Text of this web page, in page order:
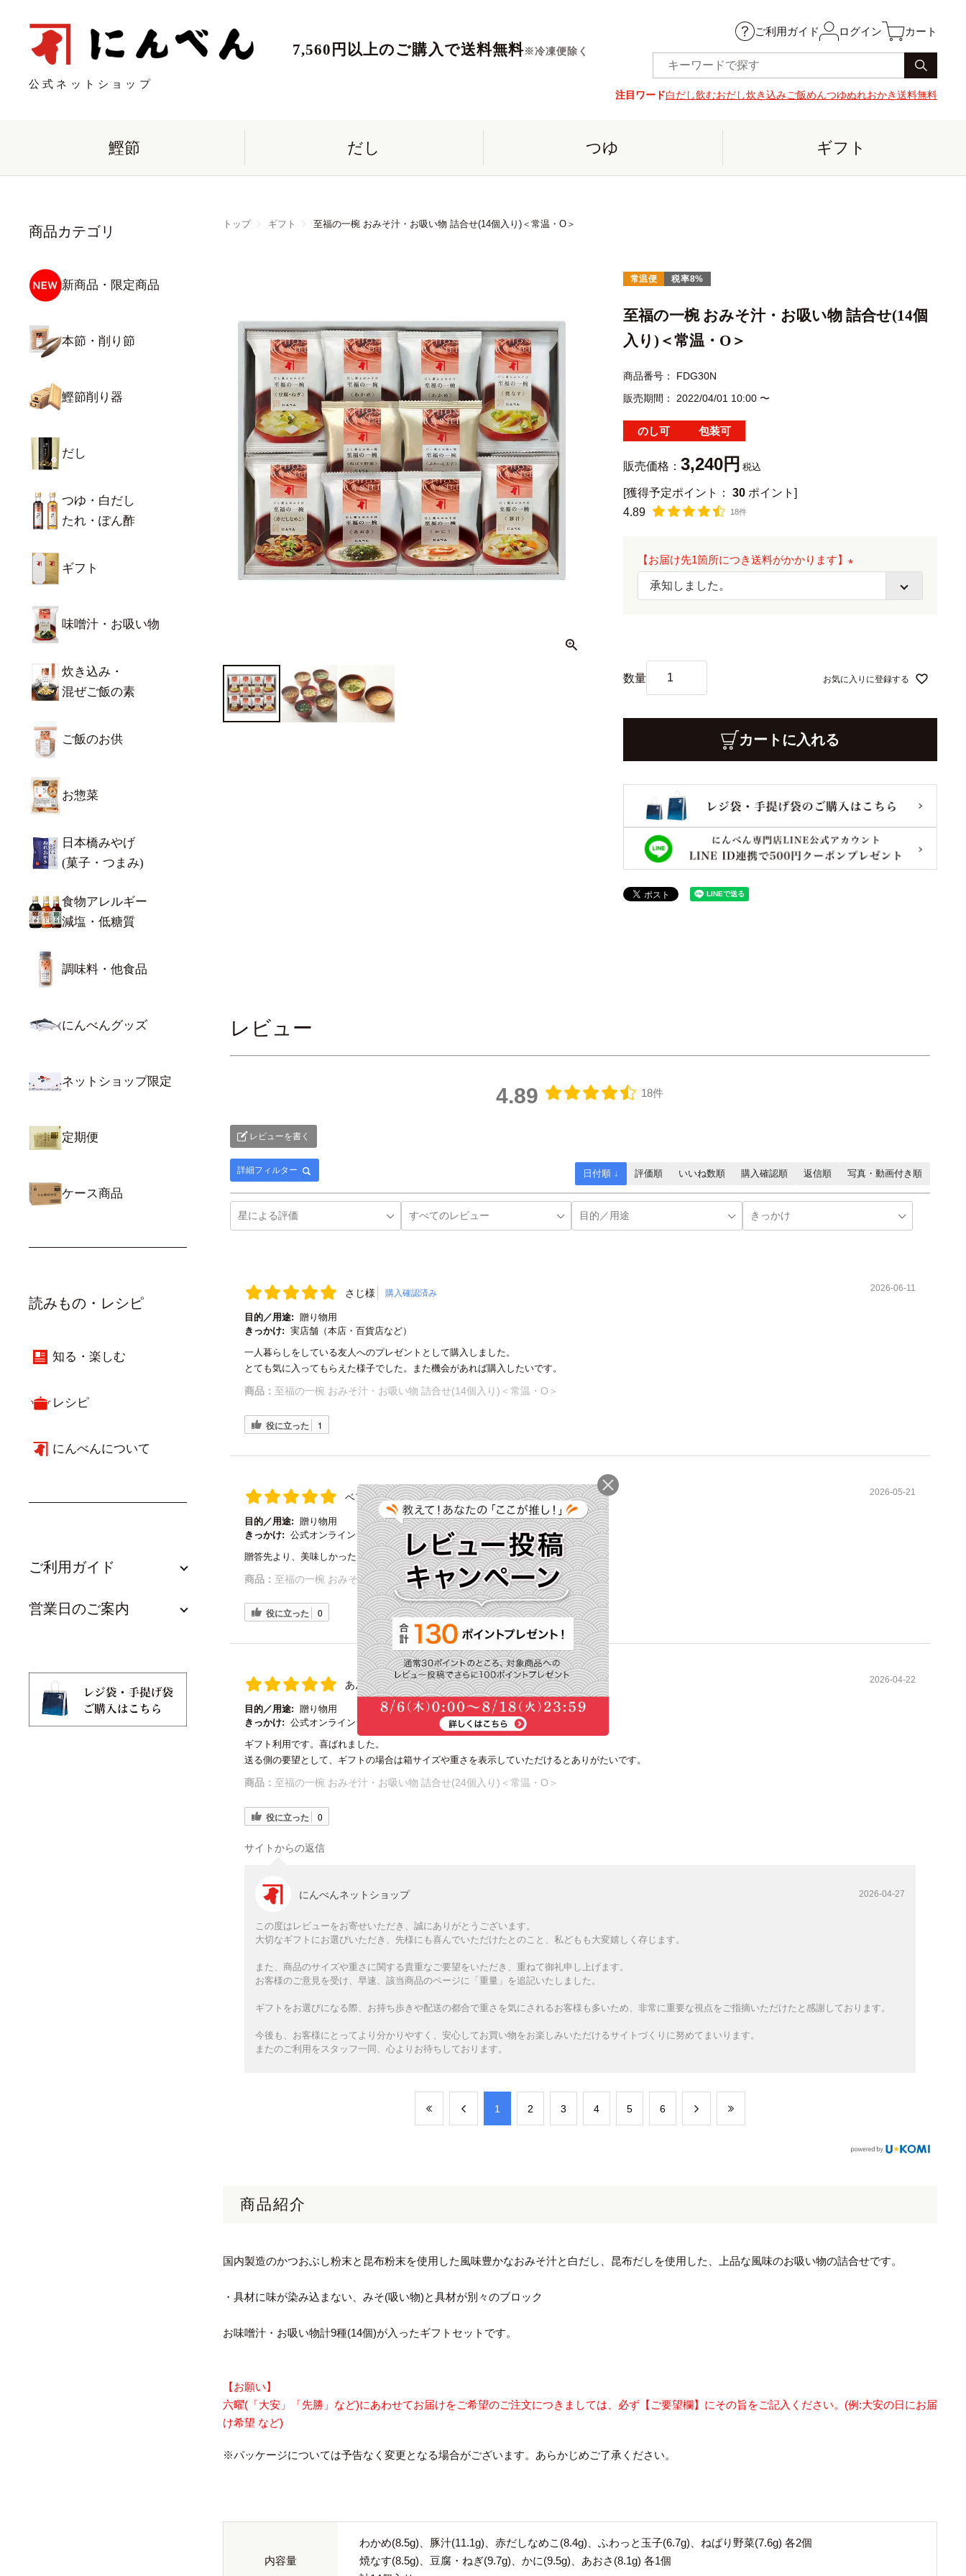
7,560円以上のご購入で送料無料※冷凍便除く
公式ネットショップ
ご利用ガイド ログイン カート
注目ワード白だし飲むおだし炊き込みご飯めんつゆぬれおかき送料無料
鰹節 だし つゆ ギフト
商品カテゴリ
新商品・限定商品
本節・削り節
鰹節削り器
だし
つゆ・白だし
たれ・ぽん酢
ギフト
味噌汁・お吸い物
炊き込み・
混ぜご飯の素
ご飯のお供
お惣菜
日本橋みやげ
(菓子・つまみ)
食物アレルギー
減塩・低糖質
調味料・他食品
にんべんグッズ
ネットショップ限定
定期便
ケース商品
読みもの・レシピ
知る・楽しむ
レシピ
にんべんについて
ご利用ガイド
営業日のご案内
トップ ギフト 至福の一椀 おみそ汁・お吸い物 詰合せ(14個入り)＜常温・O＞
常温便 税率8%
至福の一椀 おみそ汁・お吸い物 詰合せ(14個
入り)＜常温・O＞
商品番号
FDG30N
販売期間
2022/04/01 10:00 〜
のし可 包装可
販売価格： 3,240 税込
[獲得予定ポイント： 30 ポイント]
4.89
18件
【お届け先1箇所につき送料がかかります】
必
お気に入りに登録する
カートに入れる
レビュー
4.89 18件
レビューを書く
詳細フィルター 日付順 ↓ 評価順 いいね数順 購入確認順 返信順 写真・動画付き順
さじ様 購入確認済み 2026-06-11
目的／用途: 贈り物用
きっかけ: 実店舗（本店・百貨店など）
一人暮らしをしている友人へのプレゼントとして購入しました。
とても気に入ってもらえた様子でした。また機会があれば購入したいです。
商品： 至福の一椀 おみそ汁・お吸い物 詰合せ(14個入り)＜常温・O＞
役に立った 1
ベアー様 購入確認済み 2026-05-21
目的／用途:
贈り物用
きっかけ: 公式オンラインショップ
贈答先より、美味しかったと報告有りました。
商品： 至福の一椀 おみそ汁・お吸い物 詰合せ(14個入り)＜常温・O＞
役に立った 0
あん様 購入確認済み 2026-04-22
目的／用途: 贈り物用
きっかけ: 公式オンラインショップ
ギフト利用です。喜ばれました。
送る側の要望として、ギフトの場合は箱サイズや重さを表示していただけるとありがたいです。
商品： 至福の一椀 おみそ汁・お吸い物 詰合せ(24個入り)＜常温・O＞
役に立った 0
サイトからの返信
にんべんネットショップ 2026-04-27
この度はレビューをお寄せいただき、誠にありがとうございます。
大切なギフトにお選びいただき、先様にも喜んでいただけたとのこと、私どもも大変嬉しく存じます。
また、商品のサイズや重さに関する貴重なご要望をいただき、重ねて御礼申し上げます。
お客様のご意見を受け、早速、該当商品のページに「重量」を追記いたしました。
ギフトをお選びになる際、お持ち歩きや配送の都合で重さを気にされるお客様も多いため、非常に重要な視点をご指摘いただけたと感謝しております。
今後も、お客様にとってより分かりやすく、安心してお買い物をお楽しみいただけるサイトづくりに努めてまいります。
またのご利用をスタッフ一同、心よりお待ちしております。
​1 ​2 ​3 ​4 ​5 ​6
商品紹介
国内製造のかつおぶし粉末と昆布粉末を使用した風味豊かなおみそ汁と白だし、昆布だしを使用した、上品な風味のお吸い物の詰合せです。
・具材に味が染み込まない、みそ(吸い物)と具材が別々のブロック
お味噌汁・お吸い物計9種(14個)が入ったギフトセットです。
【お願い】
六曜(「大安」「先勝」など)にあわせてお届けをご希望のご注文につきましては、必ず【ご要望欄】にその旨をご記入ください。(例:大安の日にお届
け希望 など)
※パッケージについては予告なく変更となる場合がございます。あらかじめご了承ください。
内容量
わかめ(8.5g)、豚汁(11.1g)、赤だしなめこ(8.4g)、ふわっと玉子(6.7g)、ねばり野菜(7.6g) 各2個
焼なす(8.5g)、豆腐・ねぎ(9.7g)、かに(9.5g)、あおさ(8.1g) 各1個